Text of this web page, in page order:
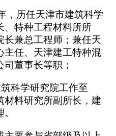
，历任天津市建筑科学
、特种工程材料所所
长兼总工程师；兼任天
主任、天津建工特种混
董事长等职；
科学研究院工作至
材料研究所副所长，建